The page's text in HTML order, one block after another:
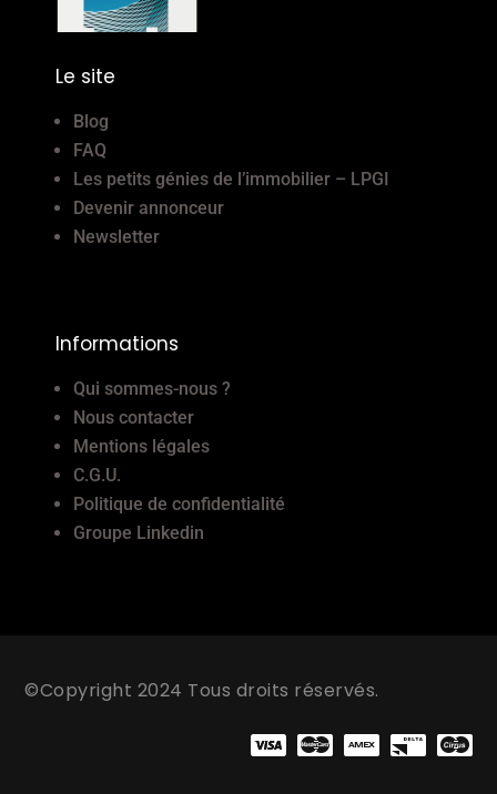
Le site
Blog
FAQ
Les petits génies de l’immobilier – LPGI
Devenir annonceur
Newsletter
Informations
Qui sommes-nous ?
Nous contacter
Mentions légales
C.G.U.
Politique de confidentialité
Groupe Linkedin
©Copyright 2024 Tous droits réservés.